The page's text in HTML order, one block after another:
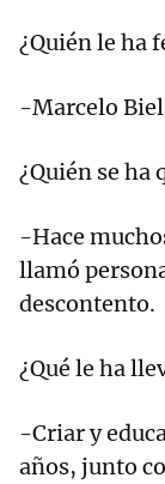
¿Quién le ha
-Marcelo
¿Quién se ha
-Hace
llamó
descontento.
¿Qué le ha
-Criar y
años, junto